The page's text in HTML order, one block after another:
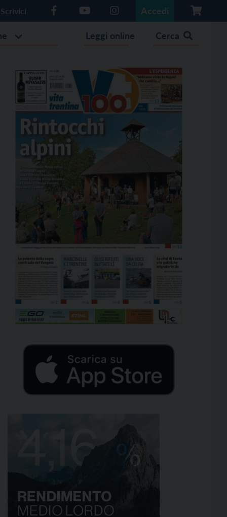
Scrivici Accedi
Leggi online Cerca